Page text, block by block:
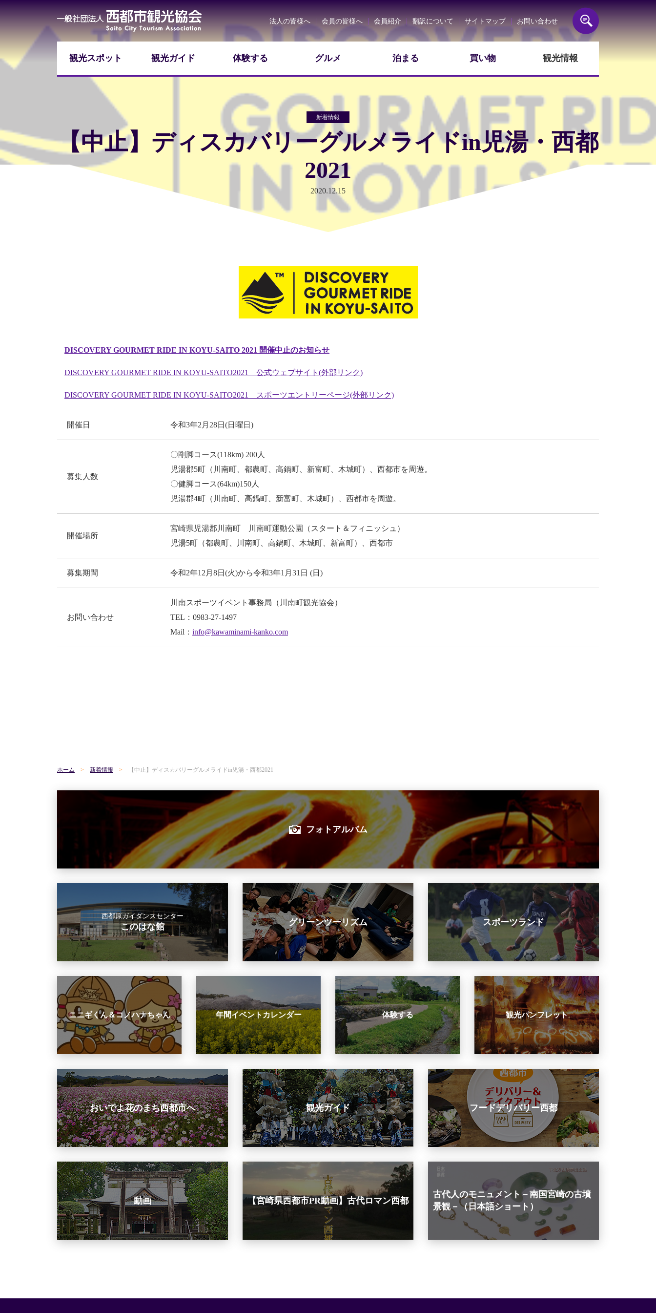
一般社団法人西都市観光協会
法人の皆様へ 会員の皆様へ 会員紹介 翻訳について サイトマップ お問い合わせ
観光スポット 観光ガイド 体験する グルメ 泊まる 買い物 観光情報
新着情報
【中止】ディスカバリーグルメライドin児湯・西都
2021
2020.12.15
DISCOVERY GOURMET RIDE IN KOYU-SAITO 2021 開催中止のお知らせ
DISCOVERY GOURMET RIDE IN KOYU-SAITO2021 公式ウェブサイト(外部リンク)
DISCOVERY GOURMET RIDE IN KOYU-SAITO2021 スポーツエントリーページ(外部リンク)
開催日 令和3年2月28日(日曜日)
募集人数
〇剛脚コース(118km) 200人
児湯郡5町（川南町、都農町、高鍋町、新富町、木城町）、西都市を周遊。
〇健脚コース(64km)150人
児湯郡4町（川南町、高鍋町、新富町、木城町）、西都市を周遊。
開催場所
宮崎県児湯郡川南町 川南町運動公園（スタート＆フィニッシュ）
児湯5町（都農町、川南町、高鍋町、木城町、新富町）、西都市
募集期間 令和2年12月8日(火)から令和3年1月31日 (日)
お問い合わせ
川南スポーツイベント事務局（川南町観光協会）
TEL：0983-27-1497
Mail： info@kawaminami-kanko.com
ホーム 新着情報 【中止】ディスカバリーグルメライドin児湯・西都2021
フォトアルバム
西都原ガイダンスセンター
このはな館 グリーンツーリズム スポーツランド
ニニギくん＆コノハナちゃん 年間イベントカレンダー 体験する 観光パンフレット
おいでよ花のまち西都市へ 観光ガイド フードデリバリー西都
動画 【宮崎県西都市PR動画】古代ロマン西都
古代人のモニュメント－南国宮崎の古墳
景観－（日本語ショート）